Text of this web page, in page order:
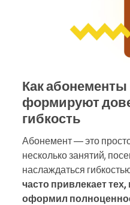
Как абонементы
формируют
гибкость
Абонемент — это
несколько занятий,
наслаждаться
часто привлекает
оформил